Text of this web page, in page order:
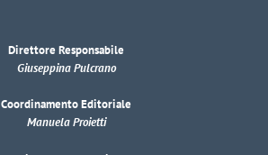
Direttore Responsabile
Giuseppina Pulcrano
Coordinamento Editoriale
Manuela Proietti